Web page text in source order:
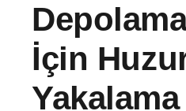
İçin
Yakalama